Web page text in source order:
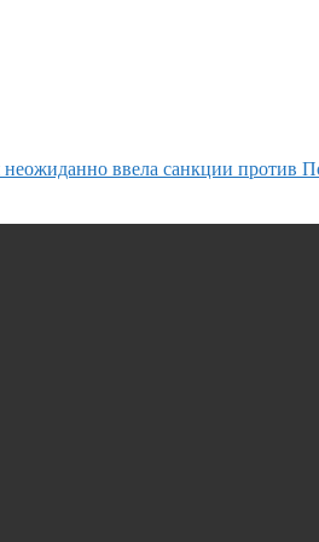
ввела санкции против